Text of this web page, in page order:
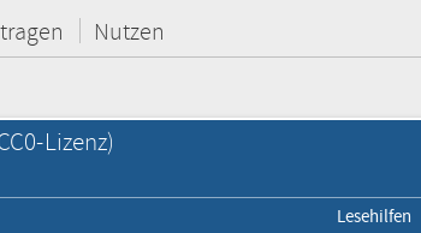
Nutzen
Lizenz)
Lesehilfen